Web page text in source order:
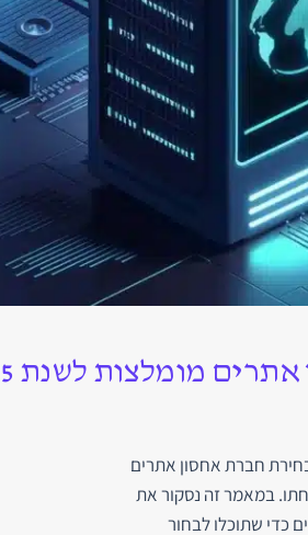
חברת אחסון אתרים
במאמר זה נסקור את
כדי שתוכלו לבחור